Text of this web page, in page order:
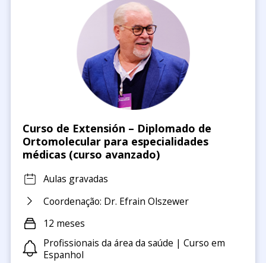
Curso de Extensión – Diplomado de
Ortomolecular para especialidades
médicas (curso avanzado)
Aulas gravadas
Coordenação: Dr. Efrain Olszewer
12 meses
Profissionais da área da saúde | Curso em
Espanhol